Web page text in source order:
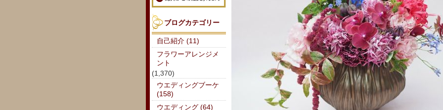
ブログカテゴリー
自己紹介 (11)
フラワーアレンジメ
ント
(1,370)
ウエディングブーケ
(158)
ウエディング (64)